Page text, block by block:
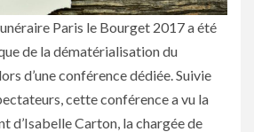
Paris le Bourget 2017 a été
de la dématérialisation du
d’une conférence dédiée. Suivie
cette conférence a vu la
d’Isabelle Carton, la chargée de